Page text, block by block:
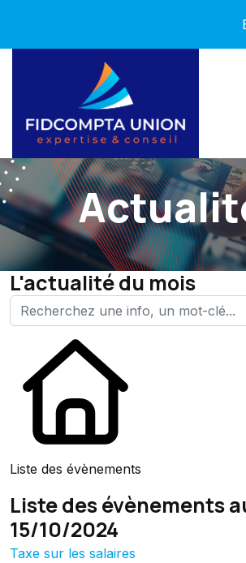
L'actualité du mois
Liste des évènements
Liste des évènements
15/10/2024
Taxe sur les salaires